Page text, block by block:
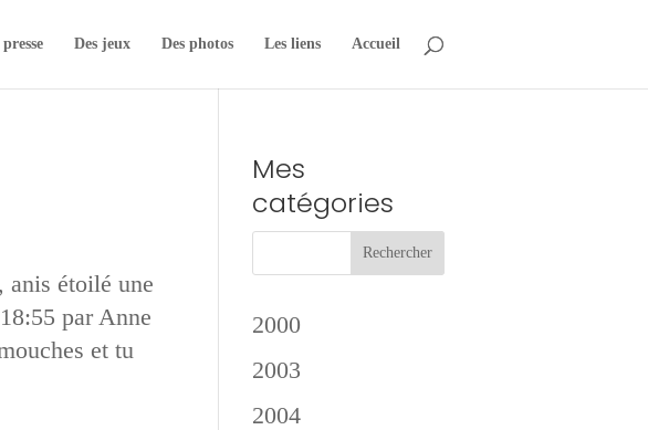
Des jeux Des photos Les liens Accueil
anis étoilé une
par Anne
et tu
Mes
catégories
2000
2003
2004